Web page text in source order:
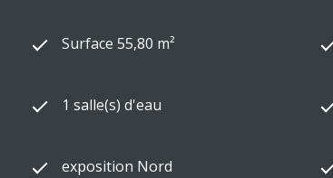
Surface 55,80 m²
1 salle(s) d'eau
exposition Nord